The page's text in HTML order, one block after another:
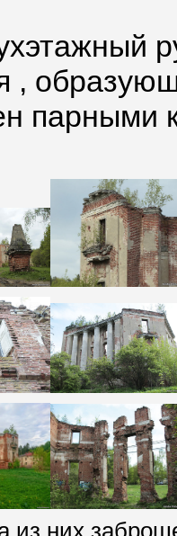
,
парными
из них